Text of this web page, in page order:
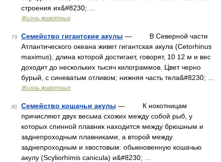
строения их&#8230; …
Жизнь животных
79 Семейство гигантские акулы — В Северной части
Атлантического океана живет гигантская акула (Cetorhinus
maximus), длина которой достигает, говорят, 10 12 м и вес
доходит до нескольких тысяч килограммов. Цвет черно
бурый, с синеватым отливом; нижняя часть тела&#8230; …
Жизнь животных
80 Семейство кошачьи акулы — К нокотницам
причисляют двух весьма схожих между собой рыб, у
которых спинной плавник находится между брюшным и
заднепроходным плавниками, а второй между
заднепроходным и хвостовым: обыкновенную кошачью
акулу (Scyliorhimis canicula) и&#8230; …